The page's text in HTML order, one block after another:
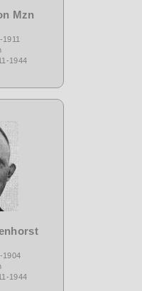
Mzn
1944
1904
1944